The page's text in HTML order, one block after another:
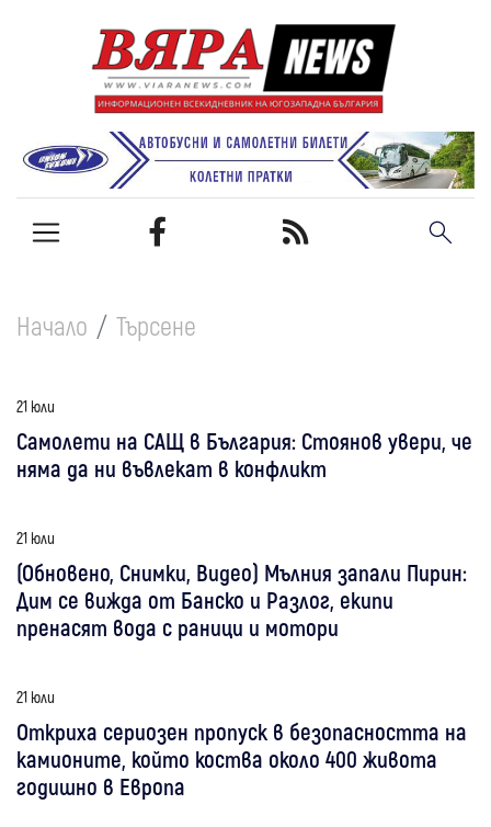
Начало Търсене
21 юли
Самолети на САЩ в България: Стоянов увери, че
няма да ни въвлекат в конфликт
21 юли
(Обновено, Снимки, Видео) Мълния запали Пирин:
Дим се вижда от Банско и Разлог, екипи
пренасят вода с раници и мотори
21 юли
Откриха сериозен пропуск в безопасността на
камионите, който коства около 400 живота
годишно в Европа